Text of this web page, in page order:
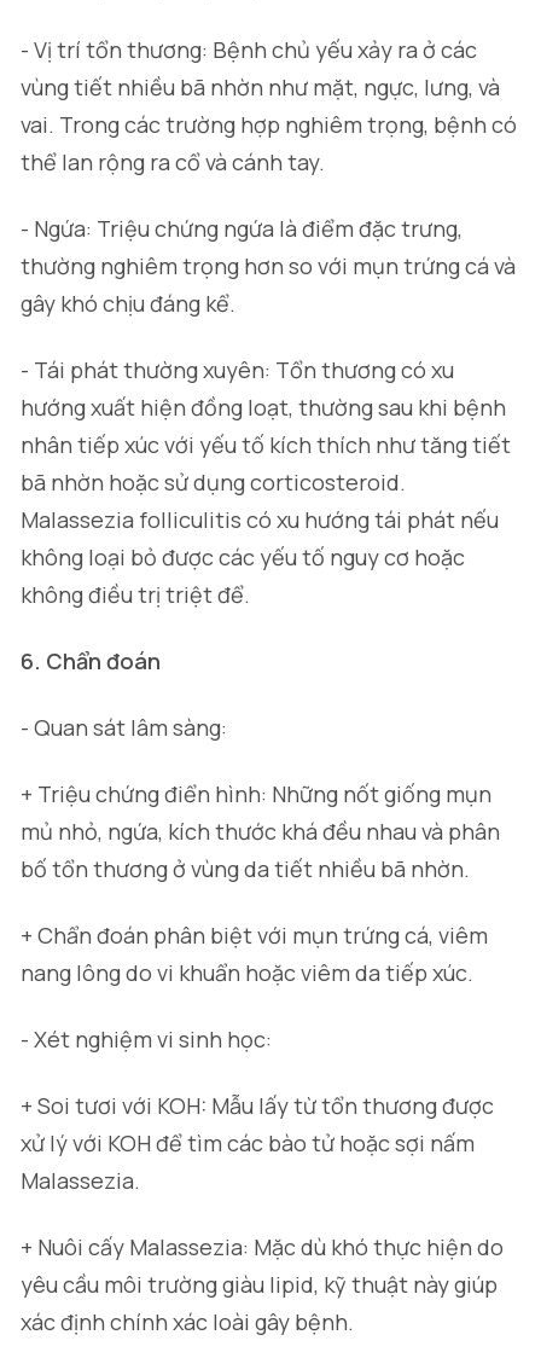
- Vị trí tổn thương: Bệnh chủ yếu xảy ra ở các
vùng tiết nhiều bã nhờn như mặt, ngực, lưng, và
vai. Trong các trường hợp nghiêm trọng, bệnh có
thể lan rộng ra cổ và cánh tay.
- Ngứa: Triệu chứng ngứa là điểm đặc trưng,
thường nghiêm trọng hơn so với mụn trứng cá và
gây khó chịu đáng kể.
- Tái phát thường xuyên: Tổn thương có xu
hướng xuất hiện đồng loạt, thường sau khi bệnh
nhân tiếp xúc với yếu tố kích thích như tăng tiết
bã nhờn hoặc sử dụng corticosteroid.
Malassezia folliculitis có xu hướng tái phát nếu
không loại bỏ được các yếu tố nguy cơ hoặc
không điều trị triệt để.
6. Chẩn đoán
- Quan sát lâm sàng:
+ Triệu chứng điển hình: Những nốt giống mụn
mủ nhỏ, ngứa, kích thước khá đều nhau và phân
bố tổn thương ở vùng da tiết nhiều bã nhờn.
+ Chẩn đoán phân biệt với mụn trứng cá, viêm
nang lông do vi khuẩn hoặc viêm da tiếp xúc.
- Xét nghiệm vi sinh học:
+ Soi tươi với KOH: Mẫu lấy từ tổn thương được
xử lý với KOH để tìm các bào tử hoặc sợi nấm
Malassezia.
+ Nuôi cấy Malassezia: Mặc dù khó thực hiện do
yêu cầu môi trường giàu lipid, kỹ thuật này giúp
xác định chính xác loài gây bệnh.